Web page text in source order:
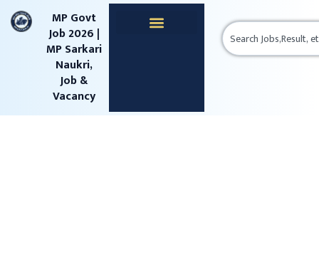
content
MP Govt
Job 2026 |
MP Sarkari
Naukri,
Job &
Vacancy